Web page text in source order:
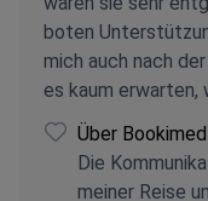
boten
mich auch nach
es kaum erwarten,
Über
Die
meiner Reise